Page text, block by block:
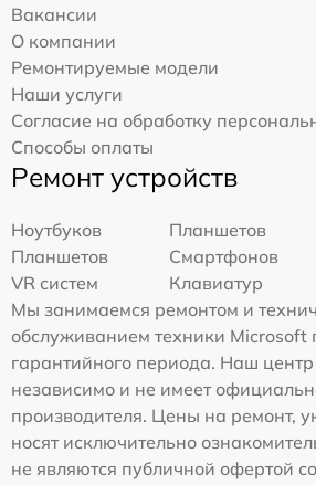
Вакансии
О компании
Ремонтируемые модели
Наши услуги
Согласие на обработку
Способы оплаты
Ремонт устройств
Ноутбуков
Планшетов
Планшетов
Смартфонов
VR систем
Клавиатур
Мы занимаемся ремонтом и
обслуживанием техники Microsoft
гарантийного периода. Наш
независимо и не имеет
производителя. Цены на ремонт,
носят исключительно
не являются публичной офертой